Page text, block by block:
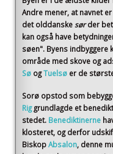
Andre mener, at navnet
det olddanske sør der
kan også have
søen". Byens indbyggere
område med skove og
Sø ogTuelsø er de
Sorø opstod som
Rig grundlagde et
stedet. Benediktinerne
klosteret, og derfor
BiskopAbsalon, denne